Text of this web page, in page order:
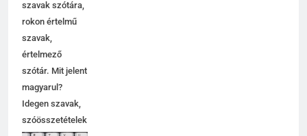
szavak szótára,
rokon értelmű
szavak,
értelmező
szótár. Mit jelent
magyarul?
Idegen szavak,
szóösszetételek